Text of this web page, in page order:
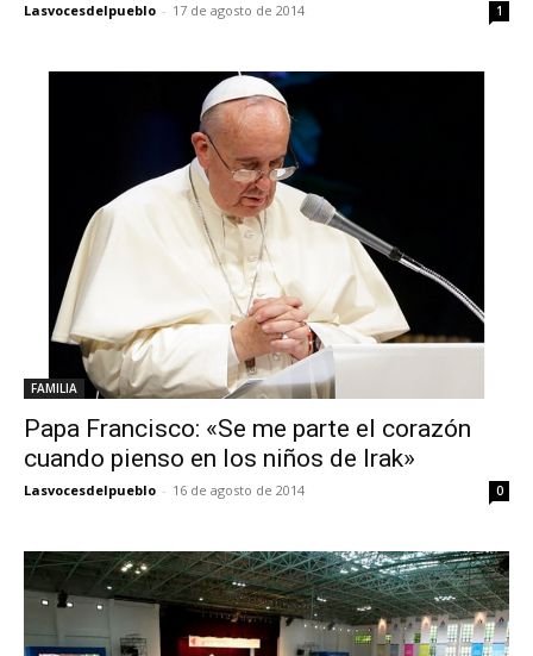
Lasvocesdelpueblo - 17 de agosto de 2014 1
FAMILIA
Papa Francisco: «Se me parte el corazón
cuando pienso en los niños de Irak»
Lasvocesdelpueblo - 16 de agosto de 2014 0